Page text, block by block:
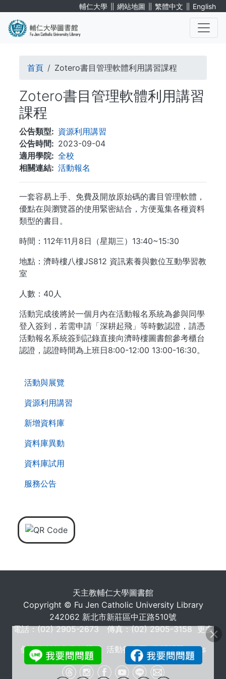
輔仁大學 ∥ 網站地圖 ∥ 繁體中文 ∥ English
活動與展覽
資源利用講習
新增資料庫
資料庫異動
資料庫試用
服務公告
導
連
結
首頁 Zotero書目管理軟體利用講習課程
Zotero書目管理軟體利用講習
課程
公告類型
資源利用講習
公告時間
2023-09-04
適用學院
全校
相關連結
活動報名
一套容易上手、免費及開放原始碼的書目管理軟體，
優點在與瀏覽器的使用緊密結合，方便蒐集各種資料
類型的書目。
時間：112年11月8日（星期三）13:40~15:30
地點：濟時樓八樓JS812 資訊素養與數位互動學習教
室
人數：40人
活動完成後將於一個月內在活動報名系統為參與同學
登入簽到，若需申請「深耕起飛」等時數認證，請憑
活動報名系統簽到記錄直接向濟時樓圖書館參考櫃台
認證，認證時間為上班日8:00-12:00 13:00-16:30。
天主教輔仁大學圖書館
Copyright © Fu Jen Catholic University Library
242062 新北市新莊區中正路510號
電話：(02) 2905-2673 傳真：(02) 2905-3158更多
個人資料蒐集告知聲明 活動行事曆 常問問題 FAQs